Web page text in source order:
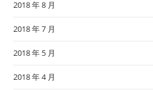
2018 年 8 月
2018 年 7 月
2018 年 5 月
2018 年 4 月